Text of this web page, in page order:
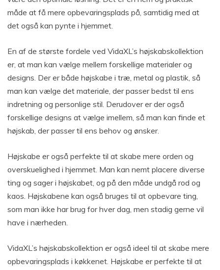
måde at få mere opbevaringsplads på, samtidig med at
det også kan pynte i hjemmet.
En af de største fordele ved VidaXL’s højskabskollektion
er, at man kan vælge mellem forskellige materialer og
designs. Der er både højskabe i træ, metal og plastik, så
man kan vælge det materiale, der passer bedst til ens
indretning og personlige stil. Derudover er der også
forskellige designs at vælge imellem, så man kan finde et
højskab, der passer til ens behov og ønsker.
Højskabe er også perfekte til at skabe mere orden og
overskuelighed i hjemmet. Man kan nemt placere diverse
ting og sager i højskabet, og på den måde undgå rod og
kaos. Højskabene kan også bruges til at opbevare ting,
som man ikke har brug for hver dag, men stadig gerne vil
have i nærheden.
VidaXL’s højskabskollektion er også ideel til at skabe mere
opbevaringsplads i køkkenet. Højskabe er perfekte til at